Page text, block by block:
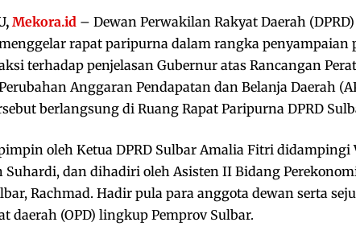
Mekora.id – Dewan Perwakilan Rakyat Daerah
rapat paripurna dalam rangka penyampaian
terhadap penjelasan Gubernur atas Rancangan
Anggaran Pendapatan dan Belanja Daerah
berlangsung di Ruang Rapat Paripurna DPRD
oleh Ketua DPRD Sulbar Amalia Fitri didampingi
Suhardi, dan dihadiri oleh Asisten II Bidang
Rachmad. Hadir pula para anggota dewan serta
daerah (OPD) lingkup Pemprov Sulbar.